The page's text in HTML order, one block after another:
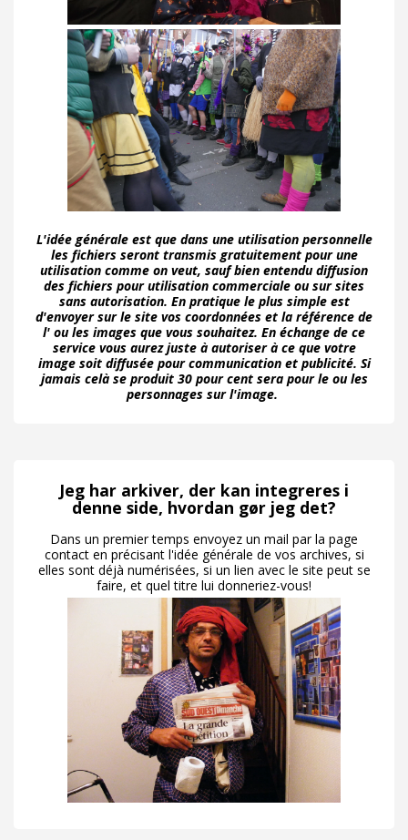
L'idée générale est que dans une utilisation personnelle
les fichiers seront transmis gratuitement pour une
utilisation comme on veut, sauf bien entendu diffusion
des fichiers pour utilisation commerciale ou sur sites
sans autorisation. En pratique le plus simple est
d'envoyer sur le site vos coordonnées et la référence de
l' ou les images que vous souhaitez. En échange de ce
service vous aurez juste à autoriser à ce que votre
image soit diffusée pour communication et publicité. Si
jamais celà se produit 30 pour cent sera pour le ou les
personnages sur l'image.
Jeg har arkiver, der kan integreres i
denne side, hvordan gør jeg det?
Dans un premier temps envoyez un mail par la page
contact en précisant l'idée générale de vos archives, si
elles sont déjà numérisées, si un lien avec le site peut se
faire, et quel titre lui donneriez-vous!